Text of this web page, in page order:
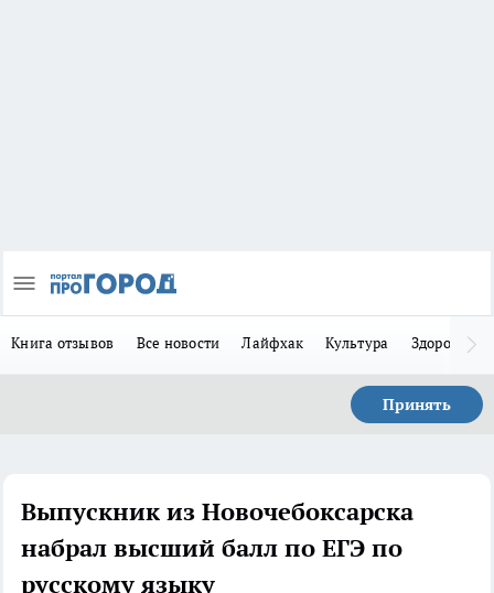
Книга отзывов Все новости Лайфхак Культура Здоровье
Принять
Выпускник из Новочебоксарска
набрал высший балл по ЕГЭ по
русскому языку